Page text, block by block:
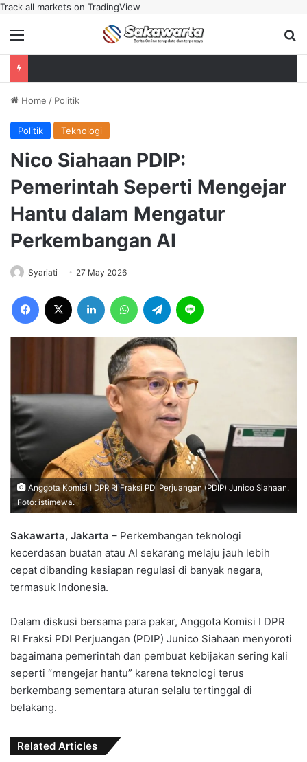
Track all markets on TradingView
Menu
Home / Politik
Politik Teknologi
Nico Siahaan PDIP:
Pemerintah Seperti Mengejar
Hantu dalam Mengatur
Perkembangan AI
Syariati 27 May 2026
Facebook LinkedIn WhatsAppTelegram
Anggota Komisi I DPR RI Fraksi PDI Perjuangan (PDIP) Junico Siahaan.
Foto: istimewa.
Sakawarta, Jakarta – Perkembangan teknologi
kecerdasan buatan atau AI sekarang melaju jauh lebih
cepat dibanding kesiapan regulasi di banyak negara,
termasuk Indonesia.
‎Dalam diskusi bersama para pakar, Anggota Komisi I DPR
RI Fraksi PDI Perjuangan (PDIP) Junico Siahaan menyoroti
bagaimana pemerintah dan pembuat kebijakan sering kali
seperti “mengejar hantu” karena teknologi terus
berkembang sementara aturan selalu tertinggal di
belakang.
Related Articles